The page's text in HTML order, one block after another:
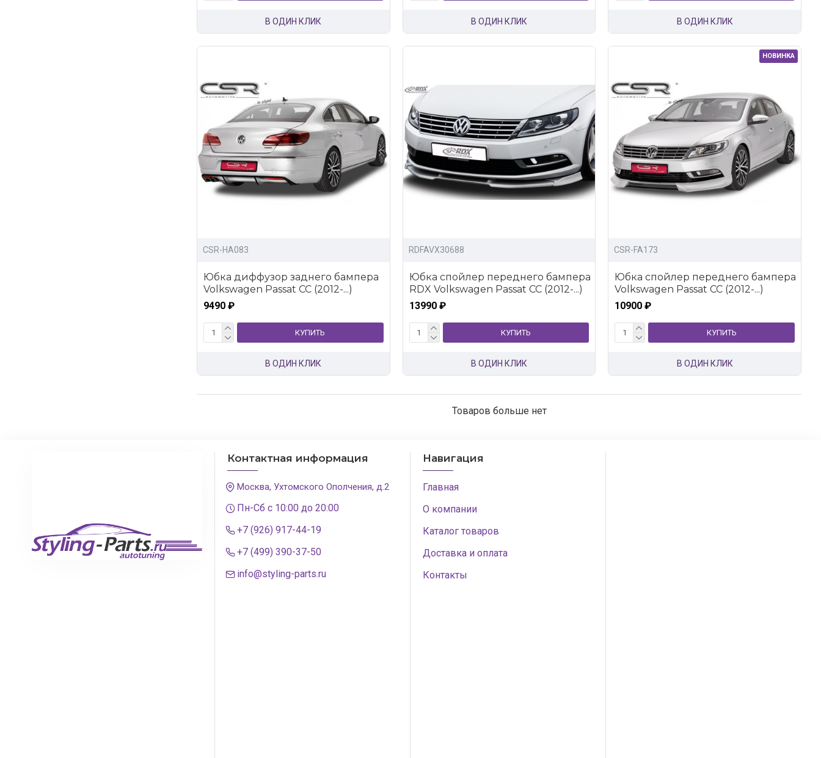
В ОДИН КЛИК В ОДИН КЛИК В ОДИН КЛИК
CSR-HA083
Юбка диффузор заднего бампера
Volkswagen Passat CC (2012-...)
9490 ₽
КУПИТЬ
В ОДИН КЛИК
RDFAVX30688
Юбка спойлер переднего бампера
RDX Volkswagen Passat CC (2012-...)
13990 ₽
КУПИТЬ
В ОДИН КЛИК
НОВИНКА
CSR-FA173
Юбка спойлер переднего бампера
Volkswagen Passat CC (2012-...)
10900 ₽
КУПИТЬ
В ОДИН КЛИК
Товаров больше нет
Контактная информация
Москва, Ухтомского Ополчения, д.2
Пн-Сб с 10:00 до 20:00
+7 (926) 917-44-19
+7 (499) 390-37-50
info@styling-parts.ru
Навигация
Главная
О компании
Каталог товаров
Доставка и оплата
Контакты